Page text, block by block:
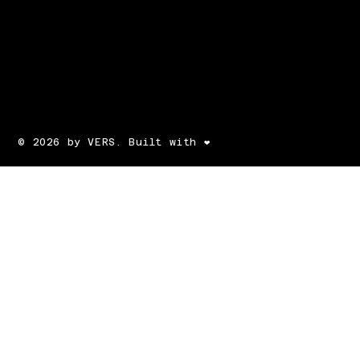
© 2026 by VERS. Built with ❤️